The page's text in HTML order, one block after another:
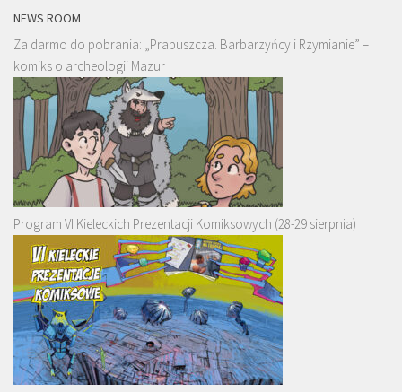
NEWS ROOM
Za darmo do pobrania: „Prapuszcza. Barbarzyńcy i Rzymianie” –
komiks o archeologii Mazur
Program VI Kieleckich Prezentacji Komiksowych (28-29 sierpnia)